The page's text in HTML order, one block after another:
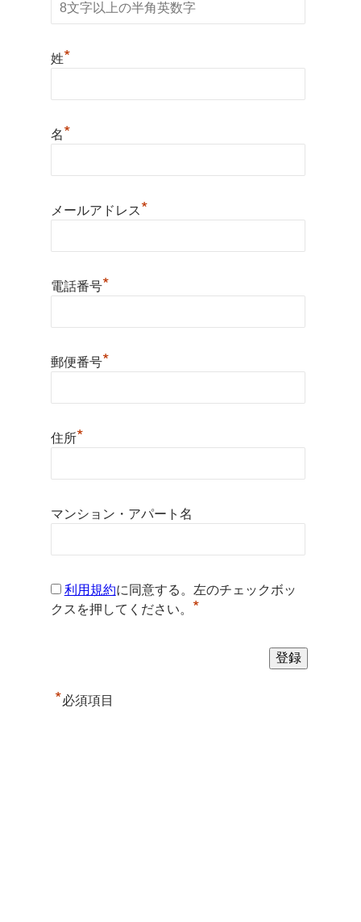
姓*
名*
メールアドレス*
電話番号*
郵便番号*
住所*
マンション・アパート名
利用規約に同意する。左のチェックボッ
クスを押してください。 *
*必須項目